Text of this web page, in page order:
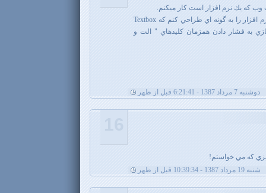
كه يك نرم افزار است كار ميكنم.
در حين كار متوجه شدم كه بايد اين نرم افزار را به گونه اي طراحي كنم كه Textbox
به فشار دادن همزمان كليدهاي " الت و
دوشنبه 7 مرداد 1387 - 6:21:41 قبل از ظهر
كه مي خواستم!
شنبه 19 مرداد 1387 - 10:39:34 قبل از ظهر